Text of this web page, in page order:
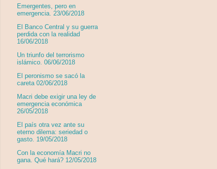
Emergentes, pero en
emergencia. 23/06/2018
El Banco Central y su guerra
perdida con la realidad
16/06/2018
Un triunfo del terrorismo
islámico. 06/06/2018
El peronismo se sacó la
careta 02/06/2018
Macri debe exigir una ley de
emergencia económica
26/05/2018
El país otra vez ante su
eterno dilema: seriedad o
gasto. 19/05/2018
Con la economía Macri no
gana. Qué hará? 12/05/2018